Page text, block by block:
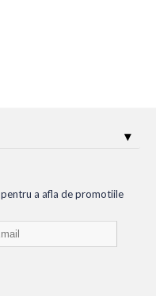
pentru a afla de promotiile